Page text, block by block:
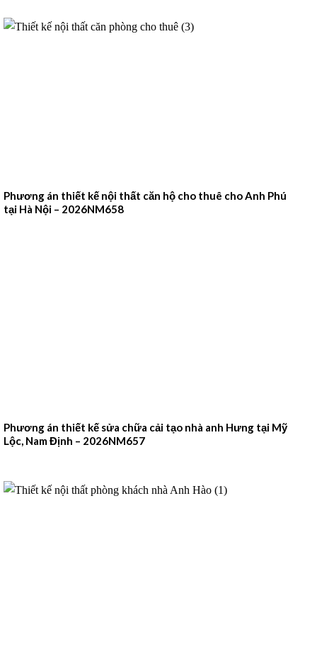
Phương án thiết kế nội thất căn hộ cho thuê cho Anh Phú
tại Hà Nội – 2026NM658
Phương án thiết kế sửa chữa cải tạo nhà anh Hưng tại Mỹ
Lộc, Nam Định – 2026NM657